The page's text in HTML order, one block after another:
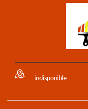
indisponible